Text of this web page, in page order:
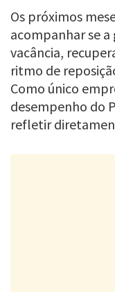
Os próximos
acompanhar se a
vacância,
ritmo de
Como único
desempenho do
refletir